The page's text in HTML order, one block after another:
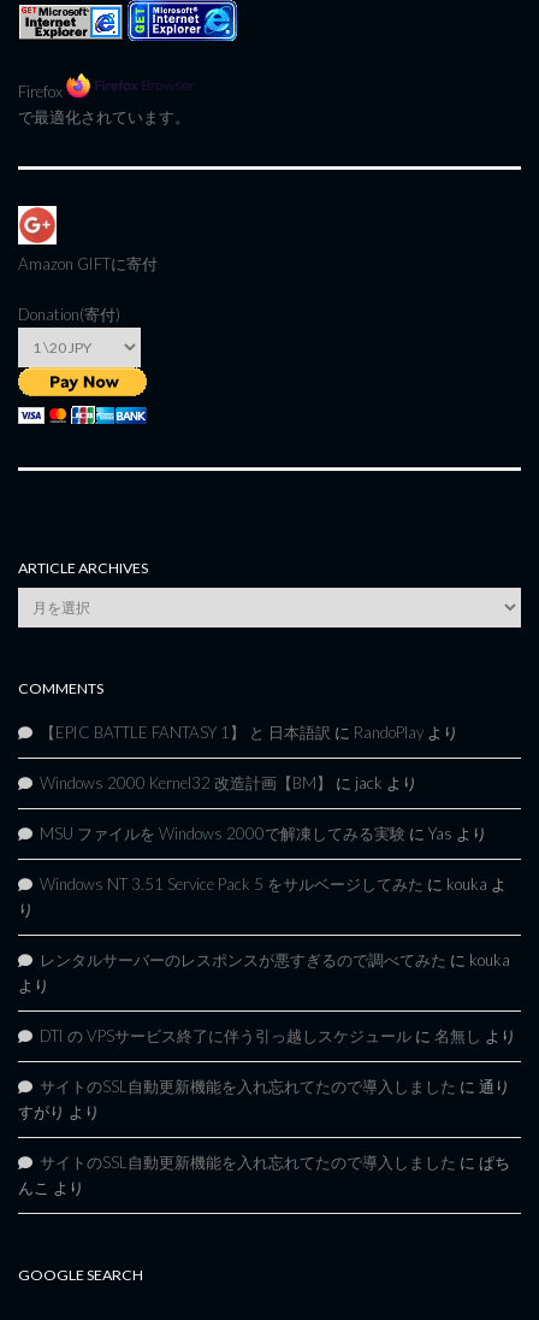
Firefox
で最適化されています。
Amazon GIFTに寄付
Donation(寄付)
ARTICLE ARCHIVES
Article
Archives
COMMENTS
【EPIC BATTLE FANTASY 1】 と 日本語訳 に RandoPlay より
Windows 2000 Kernel32 改造計画【BM】 に jack より
MSU ファイルを Windows 2000で解凍してみる実験 に Yas より
Windows NT 3.51 Service Pack 5 をサルベージしてみた に kouka よ
り
レンタルサーバーのレスポンスが悪すぎるので調べてみた に kouka
より
DTI の VPSサービス終了に伴う引っ越しスケジュール に 名無し より
サイトのSSL自動更新機能を入れ忘れてたので導入しました に 通り
すがり より
サイトのSSL自動更新機能を入れ忘れてたので導入しました に ぱち
んこ より
GOOGLE SEARCH